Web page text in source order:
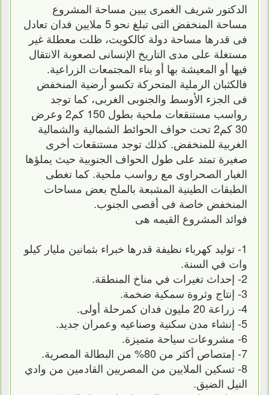
الدكتور شريف الغمرى يبين مساحة المشروع
مساحة المنخفض التى تبلغ نحو 5 ملايين فدان تعادل
فى قدرها مساحة دولة كالكويت، ظلت معطلة غير
مستغلة على مدى التاريخ الإنسانى لصعوبة الانتقال
فيها أو المعيشة بها أو بناء المجتمعات الزراعية.
فالكثبان الرملية المتحركة تكسو أرضية المنخفض
فى الجزء الأوسط والجنوبى الغربى، كما توجد
رواسب مستنقعات ملحية بطول 150 كم2 وعرض
30 كم2 تحت حواف الحوائط الشمالية والشمالية
الغربية للمنخفض. كذلك توجد مستنقعات أخرى
صغيرة تمتد على طول الحواف الجنوبية حيث يملؤها
الغبار الصحراوى مع رواسب ملحية. كما تغطى
الطبقات الطينية المشبعة بالملح بعض مساحات
المنخفض خاصة فى أقصى الجنوب.
فوائد المشروع القيمه هى
1- توليد كهرباء نظيفة قدرها خبراء بثمانين مليار كيلو
وات في السنة.
2- إحداث تغيرات في مناخ المنطقة.
3- إنتاج وثروة سمكية ضخمة.
4- زراعة 20 مليون فدان كمرحلة أولى.
5- إنشاء مدن سكنية وصناعيه وعمران جديد.
6- مشروعات سياحة متميزة.
7- إمتصاص أكثر من 80% من البطالة المصرية.
8- تسكين الملايين من المصريين القادمين من وادي
النيل الضيق.